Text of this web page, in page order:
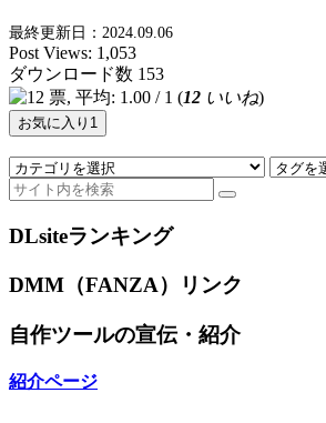
最終更新日：2024.09.06
Post Views: 1,053
ダウンロード数 153
(12 いいね)
お気に入り 1
DLsiteランキング
DMM（FANZA）リンク
自作ツールの宣伝・紹介
紹介ページ